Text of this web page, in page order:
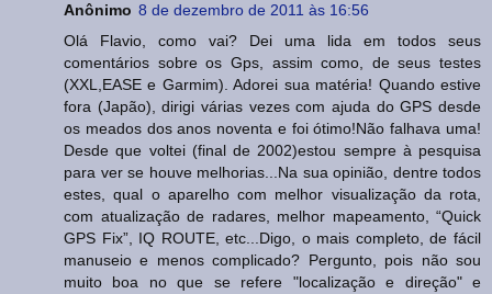
Anônimo 8 de dezembro de 2011 às 16:56
Olá Flavio, como vai? Dei uma lida em todos seus
comentários sobre os Gps, assim como, de seus testes
(XXL,EASE e Garmim). Adorei sua matéria! Quando estive
fora (Japão), dirigi várias vezes com ajuda do GPS desde
os meados dos anos noventa e foi ótimo!Não falhava uma!
Desde que voltei (final de 2002)estou sempre à pesquisa
para ver se houve melhorias...Na sua opinião, dentre todos
estes, qual o aparelho com melhor visualização da rota,
com atualização de radares, melhor mapeamento, “Quick
GPS Fix”, IQ ROUTE, etc...Digo, o mais completo, de fácil
manuseio e menos complicado? Pergunto, pois não sou
muito boa no que se refere "localização e direção" e